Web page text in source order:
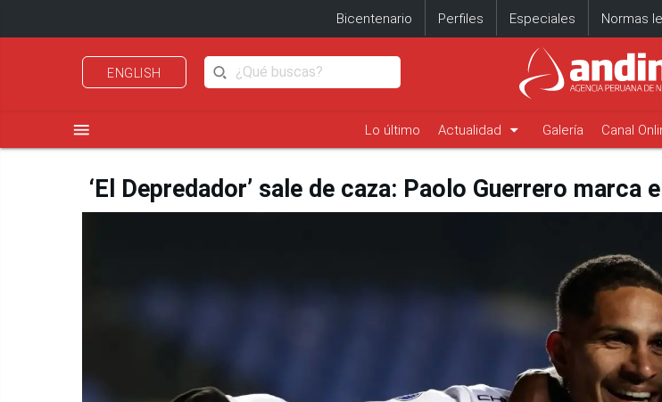
Bicentenario Perfiles Especiales Normas
ENGLISH
menu Lo último Actualidad arrow_drop_down Galería Canal
‘El Depredador’ sale de caza: Paolo Guerrero